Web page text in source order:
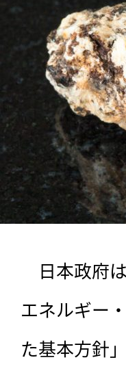
日本政府
エネルギー
た基本方針